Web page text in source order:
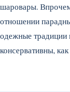
шаровары.
отношении
одежные традиции
консервативны,